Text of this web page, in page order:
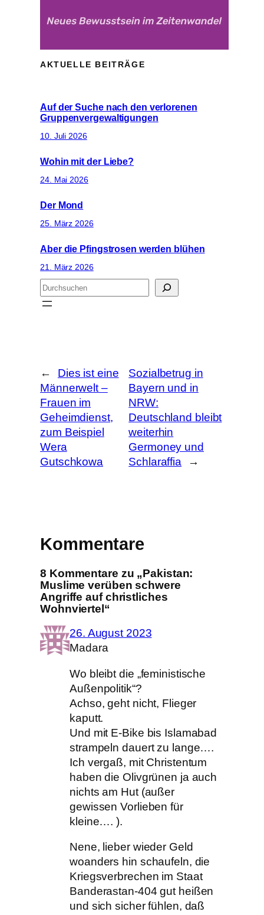
AKTUELLE BEITRÄGE
Auf der Suche nach den verlorenen
Gruppenvergewaltigungen
10. Juli 2026
Wohin mit der Liebe?
24. Mai 2026
Der Mond
25. März 2026
Aber die Pfingstrosen werden blühen
21. März 2026
S
u
←
Dies ist eine
Männerwelt –
Frauen im
Geheimdienst,
zum Beispiel
Wera
Gutschkowa
Sozialbetrug in
Bayern und in
NRW:
Deutschland bleibt
weiterhin
Germoney und
Schlaraffia
→
Kommentare
8 Kommentare zu „Pakistan:
Muslime verüben schwere
Angriffe auf christliches
Wohnviertel“
26. August 2023
Madara
Wo bleibt die „feministische
Außenpolitik“?
Achso, geht nicht, Flieger
kaputt.
Und mit E-Bike bis Islamabad
strampeln dauert zu lange….
Ich vergaß, mit Christentum
haben die Olivgrünen ja auch
nichts am Hut (außer
gewissen Vorlieben für
kleine…. ).
Nene, lieber wieder Geld
woanders hin schaufeln, die
Kriegsverbrechen im Staat
Banderastan-404 gut heißen
und sich sicher fühlen, daß